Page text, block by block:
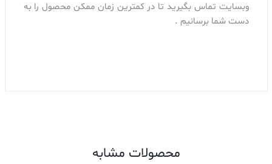
وبسایت تماس بگیرید تا در کمترین زمان ممکن محصول را به
دست شما برسانیم .
محصولات مشابه